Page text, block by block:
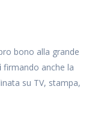
bono alla grande
firmando anche la
su TV, stampa,